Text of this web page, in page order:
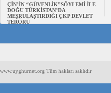
ÇİN’İN “GÜVENLİK”SÖYLEMİ İLE
DOĞU TÜRKİSTAN’DA
MEŞRULAŞTIRDIĞI ÇKP DEVLET
TERÖRÜ
www.uyghurnet.org Tüm hakları saklıdır